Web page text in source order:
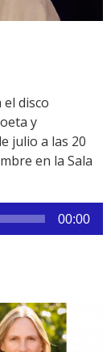
disco
y
julio a las 20
en la Sala
00:00